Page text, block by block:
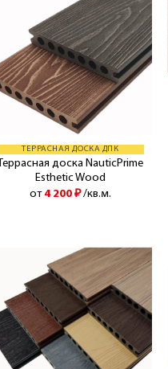
ТЕРРАСНАЯ ДОСКА ДПК
Террасная доска NauticPrime
Esthetic Wood
от 4 200 ₽ /кв.м.